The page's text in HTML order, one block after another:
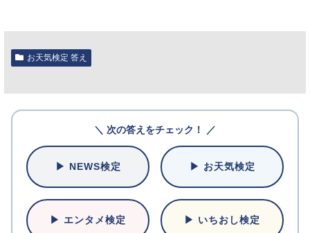
お天気検定 答え
＼ 次の答えをチェック！ ／
▶ NEWS検定 ▶ お天気検定
▶ エンタメ検定 ▶ いちおし検定